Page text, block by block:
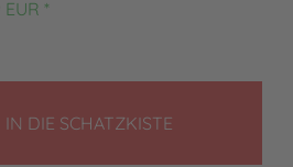
*
IN DIE SCHATZKISTELEGEN